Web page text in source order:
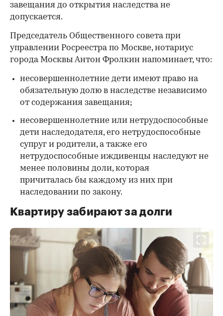
завещания до открытия наследства не
допускается.
Председатель Общественного совета при
управлении Росреестра по Москве, нотариус
города Москвы Антон Фролкин напоминает, что:
несовершеннолетние дети имеют право на
обязательную долю в наследстве независимо
от содержания завещания;
несовершеннолетние или нетрудоспособные
дети наследодателя, его нетрудоспособные
супруг и родители, а также его
нетрудоспособные иждивенцы наследуют не
менее половины доли, которая
причиталась бы каждому из них при
наследовании по закону.
Квартиру забирают за долги